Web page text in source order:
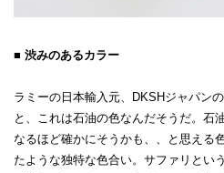
■ 渋みのあるカラー
ラミーの日本輸入元、DKSHジャパン
と、これは石油の色なんだそうだ。石
なるほど確かにそうかも、、と思える
たような独特な色合い。サファリとい